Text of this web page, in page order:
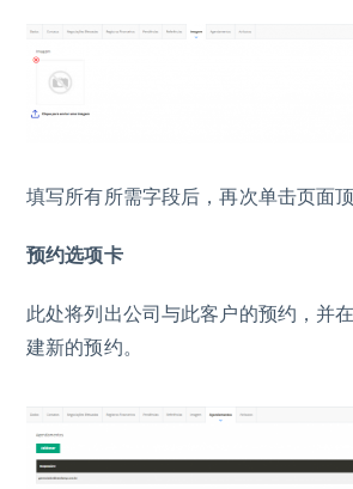
填写所有所需字段后，再次单击页面顶
预约选项卡
此处将列出公司与此客户的预约，并
建新的预约。